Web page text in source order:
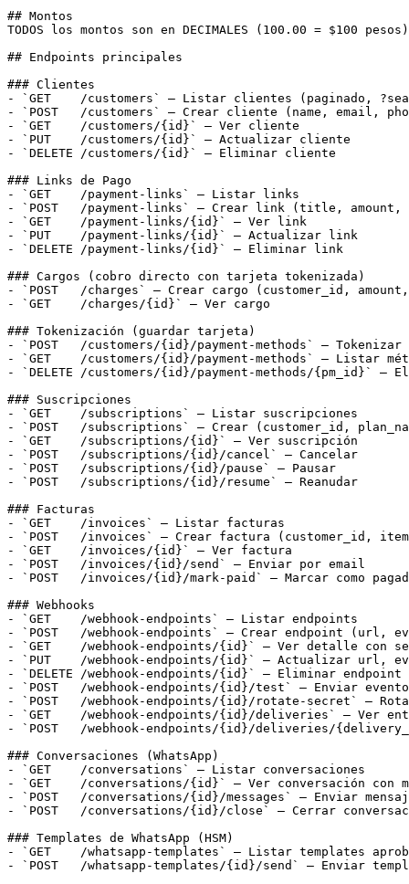
## Montos
TODOS los montos son en DECIMALES (100.00 = $100
## Endpoints principales
### Clientes
- `GET    /customers` — Listar clientes (paginado,
- `POST   /customers` — Crear cliente (name, email,
- `GET    /customers/{id}` — Ver cliente
- `PUT    /customers/{id}` — Actualizar cliente
- `DELETE /customers/{id}` — Eliminar cliente
### Links de Pago
- `GET    /payment-links` — Listar links
- `POST   /payment-links` — Crear link (title, amount,
- `GET    /payment-links/{id}` — Ver link
- `PUT    /payment-links/{id}` — Actualizar link
- `DELETE /payment-links/{id}` — Eliminar link
### Cargos (cobro directo con tarjeta tokenizada)
- `POST   /charges` — Crear cargo (customer_id,
- `GET    /charges/{id}` — Ver cargo
### Tokenización (guardar tarjeta)
- `POST   /customers/{id}/payment-methods` —
- `GET    /customers/{id}/payment-methods` — Listar
- `DELETE /customers/{id}/payment-methods/{pm_id}` —
### Suscripciones
- `GET    /subscriptions` — Listar suscripciones
- `POST   /subscriptions` — Crear (customer_id,
- `GET    /subscriptions/{id}` — Ver suscripción
- `POST   /subscriptions/{id}/cancel` — Cancelar
- `POST   /subscriptions/{id}/pause` — Pausar
- `POST   /subscriptions/{id}/resume` — Reanudar
### Facturas
- `GET    /invoices` — Listar facturas
- `POST   /invoices` — Crear factura (customer_id,
- `GET    /invoices/{id}` — Ver factura
- `POST   /invoices/{id}/send` — Enviar por email
- `POST   /invoices/{id}/mark-paid` — Marcar como
### Webhooks
- `GET    /webhook-endpoints` — Listar endpoints
- `POST   /webhook-endpoints` — Crear endpoint (url,
- `GET    /webhook-endpoints/{id}` — Ver detalle con
- `PUT    /webhook-endpoints/{id}` — Actualizar url,
- `DELETE /webhook-endpoints/{id}` — Eliminar endpoint
- `POST   /webhook-endpoints/{id}/test` — Enviar evento
- `POST   /webhook-endpoints/{id}/rotate-secret` —
- `GET    /webhook-endpoints/{id}/deliveries` — Ver
- `POST   /webhook-endpoints/{id}/deliveries/
### Conversaciones (WhatsApp)
- `GET    /conversations` — Listar conversaciones
- `GET    /conversations/{id}` — Ver conversación con
- `POST   /conversations/{id}/messages` — Enviar
- `POST   /conversations/{id}/close` — Cerrar
### Templates de WhatsApp (HSM)
- `GET    /whatsapp-templates` — Listar templates
- `POST   /whatsapp-templates/{id}/send` — Enviar